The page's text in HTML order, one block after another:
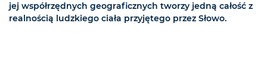
jej współrzędnych geograficznych tworzy jedną całość z
realnością ludzkiego ciała przyjętego przez Słowo.